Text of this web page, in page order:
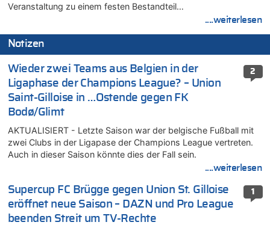
Veranstaltung zu einem festen Bestandteil…
....weiterlesen
Notizen
2
Wieder zwei Teams aus Belgien in der
Ligaphase der Champions League? – Union
Saint-Gilloise in …Ostende gegen FK
Bodø/Glimt
AKTUALISIERT - Letzte Saison war der belgische Fußball mit
zwei Clubs in der Ligapase der Champions League vertreten.
Auch in dieser Saison könnte dies der Fall sein.
....weiterlesen
1
Supercup FC Brügge gegen Union St. Gilloise
eröffnet neue Saison – DAZN und Pro League
beenden Streit um TV-Rechte